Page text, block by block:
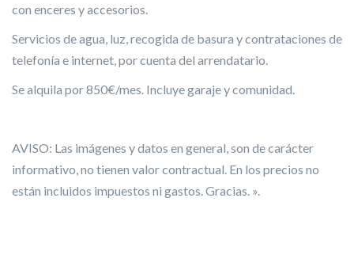
con enceres y accesorios.
Servicios de agua, luz, recogida de basura y contrataciones de
telefonía e internet, por cuenta del arrendatario.
Se alquila por 850€/mes. Incluye garaje y comunidad.
AVISO: Las imágenes y datos en general, son de carácter
informativo, no tienen valor contractual. En los precios no
están incluidos impuestos ni gastos. Gracias. ».